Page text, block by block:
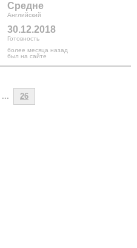
Средне
Английский
30.12.2018
Готовность
более месяца назад
был на сайте
... 26